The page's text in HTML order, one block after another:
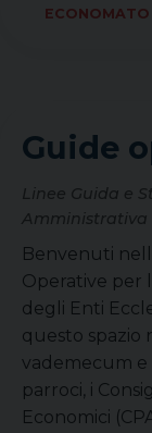
Guide
Linee Guida e
Amministrativa
Benvenuti
Operative per
degli Enti
questo spazio
vademecum
parroci, i
Economici